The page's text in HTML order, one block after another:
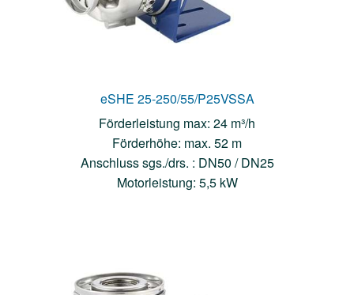
eSHE 25-250/55/P25VSSA
Förderleistung max: 24 m³/h
Förderhöhe: max. 52 m
Anschluss sgs./drs. : DN50 / DN25
Motorleistung: 5,5 kW